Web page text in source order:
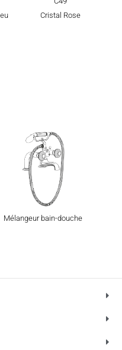
Cristal Rose
Mélangeur bain-douche